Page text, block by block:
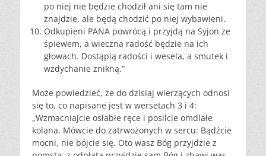
po niej nie będzie chodził ani się tam nie
znajdzie, ale będą chodzić po niej wybawieni.
Odkupieni PANA powrócą i przyjdą na Syjon ze
śpiewem, a wieczna radość będzie na ich
głowach. Dostąpią radości i wesela, a smutek i
wzdychanie znikną.”
Może powiedzieć, że do dzisiaj wierzących odnosi
się to, co napisane jest w wersetach 3 i 4:
„Wzmacniajcie osłabłe ręce i posilcie omdlałe
kolana. Mówcie do zatrwożonych w sercu: Bądźcie
mocni, nie bójcie się. Oto wasz Bóg przyjdzie z